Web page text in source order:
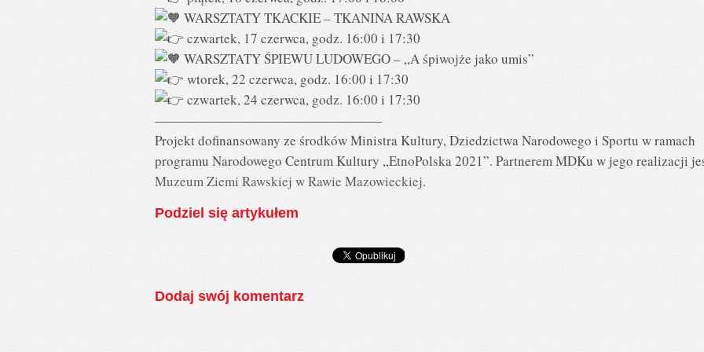
WARSZTATY TKACKIE – TKANINA RAWSKA
czwartek, 17 czerwca, godz. 16:00 i 17:30
WARSZTATY ŚPIEWU LUDOWEGO – „A śpiwojże jako umis”
wtorek, 22 czerwca, godz. 16:00 i 17:30
czwartek, 24 czerwca, godz. 16:00 i 17:30
—————————————————
Projekt dofinansowany ze środków Ministra Kultury, Dziedzictwa Narodowego i Sportu w ramach
programu Narodowego Centrum Kultury „EtnoPolska 2021”. Partnerem MDKu w jego realizacji
Muzeum Ziemi Rawskiej w Rawie Mazowieckiej.
Podziel się artykułem
Dodaj swój komentarz